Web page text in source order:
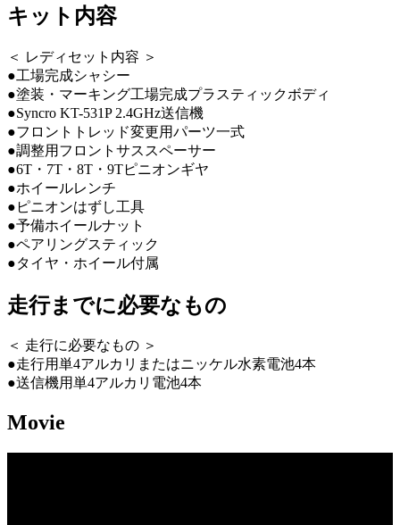
キット内容
＜ レディセット内容 ＞
●工場完成シャシー
●塗装・マーキング工場完成プラスティックボディ
●Syncro KT-531P 2.4GHz送信機
●フロントトレッド変更用パーツ一式
●調整用フロントサススペーサー
●6T・7T・8T・9Tピニオンギヤ
●ホイールレンチ
●ピニオンはずし工具
●予備ホイールナット
●ペアリングスティック
●タイヤ・ホイール付属
走行までに必要なもの
＜ 走行に必要なもの ＞
●走行用単4アルカリまたはニッケル水素電池4本
●送信機用単4アルカリ電池4本
Movie